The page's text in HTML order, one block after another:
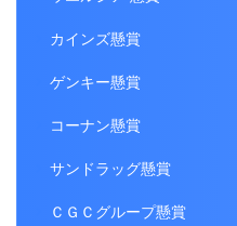
カインズ懸賞
ゲンキー懸賞
コーナン懸賞
サンドラッグ懸賞
ＣＧＣグループ懸賞